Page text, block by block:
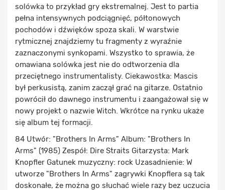
solówka to przykład gry ekstremalnej. Jest to partia
pełna intensywnych podciągnięć, półtonowych
pochodów i dźwięków spoza skali. W warstwie
rytmicznej znajdziemy tu fragmenty z wyraźnie
zaznaczonymi synkopami. Wszystko to sprawia, że
omawiana solówka jest nie do odtworzenia dla
przeciętnego instrumentalisty. Ciekawostka: Mascis
był perkusistą, zanim zaczął grać na gitarze. Ostatnio
powrócił do dawnego instrumentu i zaangażował się w
nowy projekt o nazwie Witch. Wkrótce na rynku ukaże
się album tej formacji.
84 Utwór: "Brothers In Arms" Album: "Brothers In
Arms" (1985) Zespół: Dire Straits Gitarzysta: Mark
Knopfler Gatunek muzyczny: rock Uzasadnienie: W
utworze "Brothers In Arms" zagrywki Knopflera są tak
doskonałe, że można go słuchać wiele razy bez uczucia